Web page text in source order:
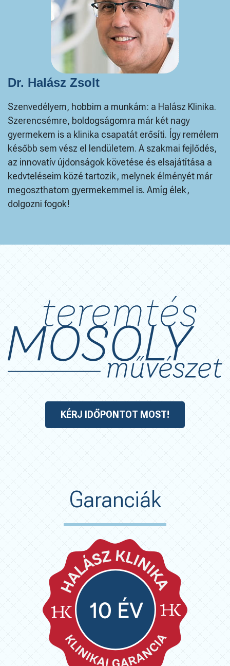
Dr. Halász Zsolt
Szenvedélyem, hobbim a munkám: a Halász Klinika.
Szerencsémre, boldogságomra már két nagy
gyermekem is a klinika csapatát erősíti. Így remélem
később sem vész el lendületem. A szakmai fejlődés,
az innovatív újdonságok követése és elsajátítása a
kedvteléseim közé tartozik, melynek élményét már
megoszthatom gyermekemmel is. Amíg élek,
dolgozni fogok!
KÉRJ IDŐPONTOT MOST!
Garanciák